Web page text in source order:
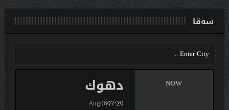
سەقا
دهوك
Aug0607:20
NOW